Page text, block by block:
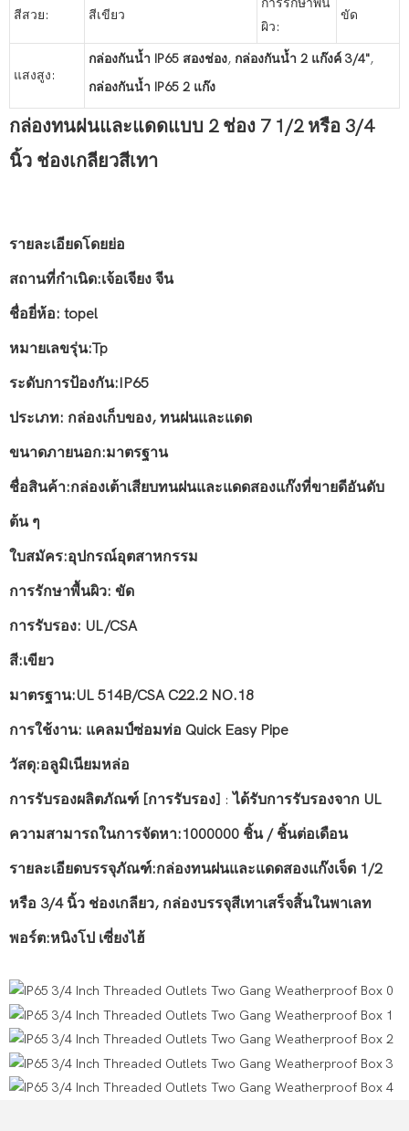
สีสวย: สีเขียว
การรักษาพื้น
ผิว:
ขัด
แสงสูง:
กล่องกันน้ำ IP65 สองช่อง, กล่องกันน้ำ 2 แก๊งค์ 3/4",
กล่องกันน้ำ IP65 2 แก๊ง
กล่องทนฝนและแดดแบบ 2 ช่อง 7 1/2 หรือ 3/4
นิ้ว ช่องเกลียวสีเทา
รายละเอียดโดยย่อ
สถานที่กำเนิด:เจ้อเจียง จีน
ชื่อยี่ห้อ: topel
หมายเลขรุ่น:Tp
ระดับการป้องกัน:IP65
ประเภท: กล่องเก็บของ, ทนฝนและแดด
ขนาดภายนอก:มาตรฐาน
ชื่อสินค้า:กล่องเต้าเสียบทนฝนและแดดสองแก๊งที่ขายดีอันดับ
ต้น ๆ
ใบสมัคร:อุปกรณ์อุตสาหกรรม
การรักษาพื้นผิว: ขัด
การรับรอง: UL/CSA
สี:เขียว
มาตรฐาน:UL 514B/CSA C22.2 NO.18
การใช้งาน: แคลมป์ซ่อมท่อ Quick Easy Pipe
วัสดุ:อลูมิเนียมหล่อ
การรับรองผลิตภัณฑ์ [การรับรอง] : ได้รับการรับรองจาก UL
ความสามารถในการจัดหา:1000000 ชิ้น / ชิ้นต่อเดือน
รายละเอียดบรรจุภัณฑ์:กล่องทนฝนและแดดสองแก๊งเจ็ด 1/2
หรือ 3/4 นิ้ว ช่องเกลียว, กล่องบรรจุสีเทาเสร็จสิ้นในพาเลท
พอร์ต:หนิงโป เซี่ยงไฮ้